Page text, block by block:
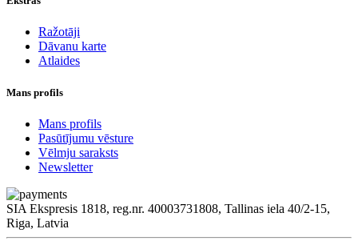
Ražotāji
Dāvanu karte
Atlaides
Mans profils
Mans profils
Pasūtījumu vēsture
Vēlmju saraksts
Newsletter
SIA Ekspresis 1818, reg.nr. 40003731808, Tallinas iela 40/2-15,
Riga, Latvia